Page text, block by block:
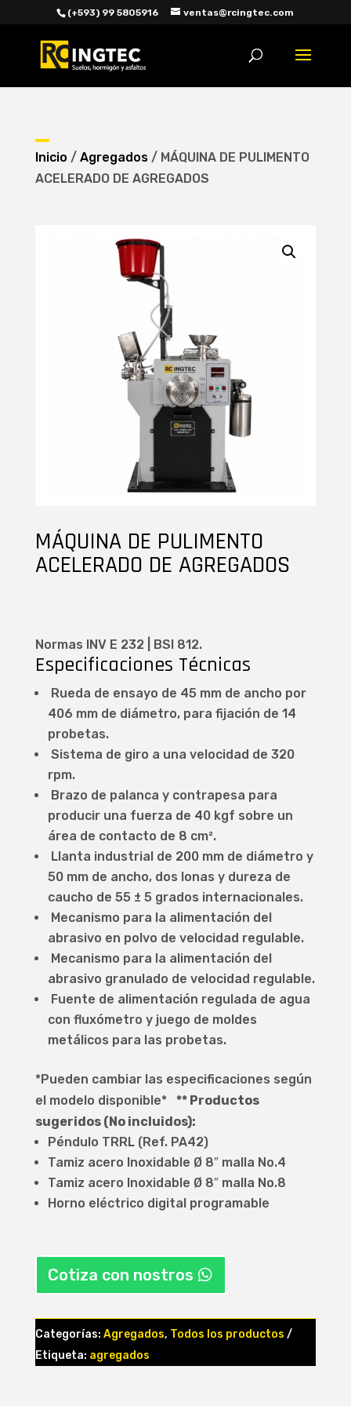
(+593) 99 5805916 ventas@rcingtec.com
Inicio / Agregados/ MÁQUINA DE PULIMENTO
ACELERADO DE AGREGADOS
MÁQUINA DE PULIMENTO
ACELERADO DE AGREGADOS
Normas INV E 232 | BSI 812.
Especificaciones Técnicas
Rueda de ensayo de 45 mm de ancho por
406 mm de diámetro, para fijación de 14
probetas.
Sistema de giro a una velocidad de 320
rpm.
Brazo de palanca y contrapesa para
producir una fuerza de 40 kgf sobre un
área de contacto de 8 cm².
Llanta industrial de 200 mm de diámetro y
50 mm de ancho, dos lonas y dureza de
caucho de 55 ± 5 grados internacionales.
Mecanismo para la alimentación del
abrasivo en polvo de velocidad regulable.
Mecanismo para la alimentación del
abrasivo granulado de velocidad regulable.
Fuente de alimentación regulada de agua
con fluxómetro y juego de moldes
metálicos para las probetas.
*Pueden cambiar las especificaciones según
el modelo disponible* ** Productos
sugeridos (No incluidos):
Péndulo TRRL (Ref. PA42)
Tamiz acero Inoxidable Ø 8″ malla No.4
Tamiz acero Inoxidable Ø 8″ malla No.8
Horno eléctrico digital programable
Cotiza con nostros
Categorías: Agregados, Todos los productos
Etiqueta: agregados